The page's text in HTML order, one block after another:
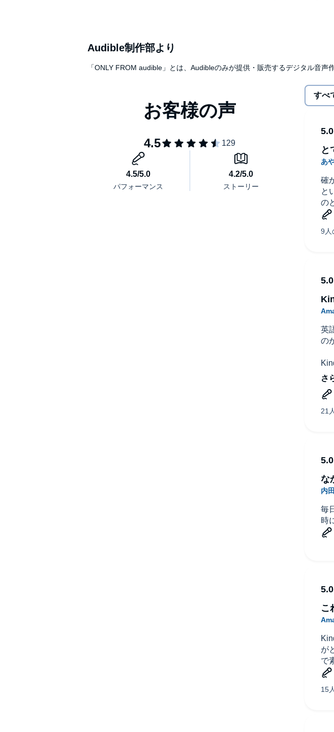
Audible制作部より
「ONLY FROM audible」とは、Audibleのみが提供・販売するデジタル音声
すべ
確
と
の
と
英
の
以
毎
時
な
が
で
こ